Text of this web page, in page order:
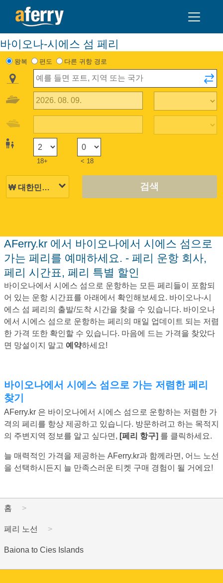
바이오나-시에스 섬 페리
왕복 편도 다른 귀항 경로
18+ < 18
검색
AFerry.kr 에서 바이오나에서 시에스 섬으로
가는 페리를 예매하세요. - 페리 운항 회사,
페리 시간표, 페리 특별 할인
바이오나에서 시에스 섬으로 운항하는 모든 페리들이 포함되
어 있는 운항 시간표를 아래에서 확인해보세요. 바이오나-시
에스 섬 페리의 출발/도착 시간을 찾을 수 있습니다. 바이오나
에서 시에스 섬으로 운항하는 페리의 매일 업데이트 되는 저렴
한 가격 또한 확인할 수 있습니다. 마음에 드는 가격을 찾았다
면 망설이지 말고 예약하세요!
바이오나에서 시에스 섬으로 가는 저렴한 페리
찾기
AFerry.kr 은 바이오나에서 시에스 섬으로 운항하는 저렴한 가
격의 페리를 항상 제공하고 있습니다. 방문하려고 하는 목적지
의 주변지역 정보를 알고 싶다면, [페리 항구] 를 클릭하세요.
늘 매력적인 가격을 제공하는 AFerry.kr과 함께라면, 어느 노선
을 선택하시든지 늘 만족스러운 티켓 구매 경험이 될 거에요!
홈
페리 노선
Baiona to Cies Islands